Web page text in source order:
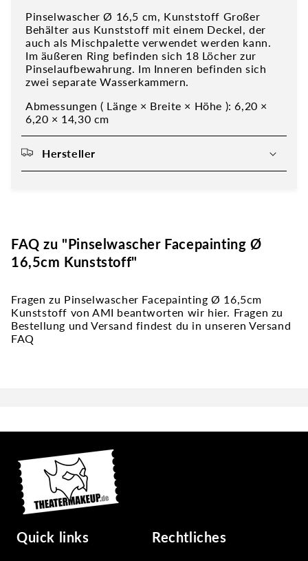
Pinselwascher Ø 16,5 cm, Kunststoff Großer
Behälter aus Kunststoff mit einem Deckel, der
auch als Mischpalette verwendet werden kann.
Im äußeren Ring befinden sich 18 Löcher zur
Pinselaufbewahrung. Im Inneren befinden sich
zwei separate Wasserkammern.
Abmessungen ( Länge × Breite × Höhe ): 6,20 ×
6,20 × 14,30 cm
Hersteller
FAQ zu "Pinselwascher Facepainting Ø
16,5cm Kunststoff"
Fragen zu Pinselwascher Facepainting Ø 16,5cm
Kunststoff von AMI beantworten wir hier. Fragen zu
Bestellung und Versand findest du in unseren Versand
FAQ
Quick links Rechtliches